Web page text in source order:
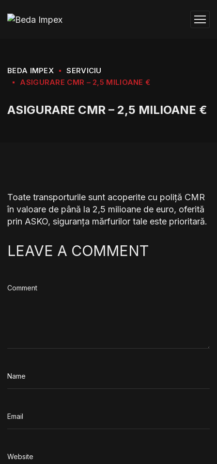
BEDA IMPEX
SERVICIU
ASIGURARE CMR – 2,5 MILIOANE €
ASIGURARE CMR – 2,5 MILIOANE €
Toate transporturile sunt acoperite cu poliță CMR
în valoare de până la 2,5 milioane de euro, oferită
prin ASKO, siguranța mărfurilor tale este prioritară.
LEAVE A COMMENT